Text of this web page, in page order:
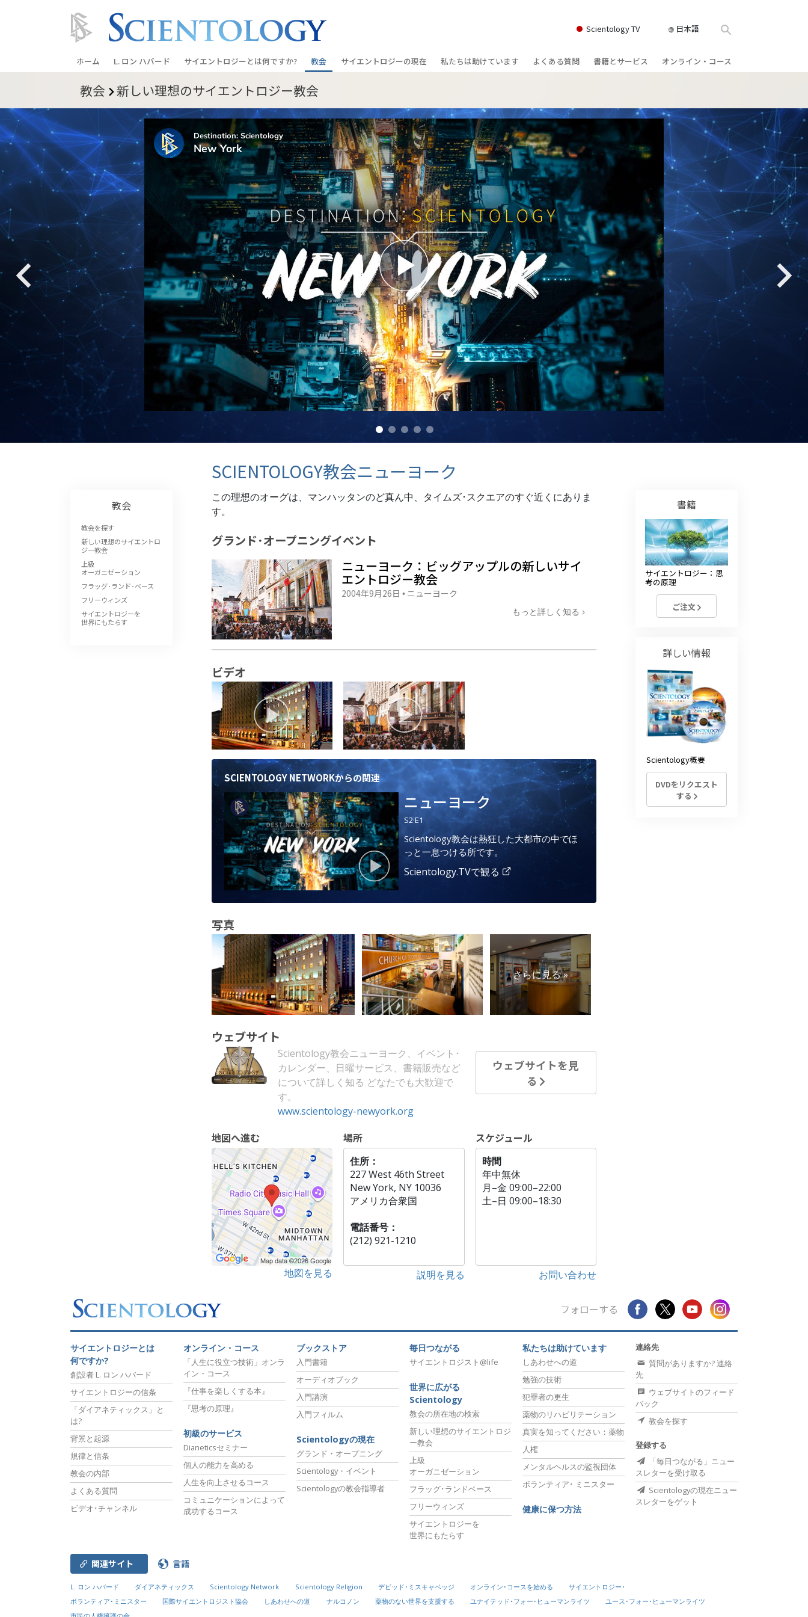
Scientology TV 日本語
ホーム L. ロン ハバード サイエントロジーとは何ですか?
信条と実践
サイエントロジーの信条と規律
サイエントロジストたちが語るサイエ
ントロジー
サイエントロジストに会いましょう
教会の内部
サイエントロジーの基本原理
ダイアネティックスの紹介
愛と憎しみ ―
偉大さとは何か?
教会
教会を探す
新しい理想のサイエントロジー教会
上級
オーガニゼーション
フラッグ･ランド･ベース
フリーウィンズ
サイエントロジーを
世界にもたらす
サイエントロジーの現在
Scientology・イベント
デビッド･ミスキャベッジ氏—
Scientologyの教会指導者
私たちは助けています
アプライド･スカラスティックス
クリミノン
ナルコノン
真実を知ってください：薬物
ユナイテッド･フォー･ヒューマンライ
ツ
市民の人権擁護の会
サイエントロジー･ボランティア･ミニ
スター
よくある質問
教会の内部
サイエントロジーの組織
書籍とサービス
オーディオブック
一般向け講演
入門フィルム
初級のサービス
オンライン・コース
存在のダイナミックス
理解を構成するもの
危険な環境に対する解決策
病気やけがのためのアシスト
高潔さと正直さ
結婚
感情のトーン・スケール
薬物に対する解決策
子ども
職場のためのツール
エシックスとコンディション
抑圧の原因
調査
コミュニケーション
教会 新しい理想のサイエントロジー教会
SCIENTOLOGY教会ニューヨーク
この理想のオーグは、マンハッタンのど真ん中、タイムズ･スクエアのすぐ近くにありま
す。
グランド･オープニングイベント
ニューヨーク：ビッグアップルの新しいサイ
エントロジー教会
2004年9月26日 • ニューヨーク
もっと詳しく知る
ビデオ
SCIENTOLOGY NETWORKからの関連
ニューヨーク
S2·E1
Scientology教会は熱狂した大都市の中でほ
っと一息つける所です。
Scientology.TVで観る
写真
さらに見る »
ウェブサイト
Scientology教会ニューヨーク、イベント･
カレンダー、日曜サービス、書籍販売など
について詳しく知る どなたでも大歓迎で
す。
www.scientology-newyork.org
ウェブサイトを見
る
地図へ進む
地図を見る
場所
住所：
227 West 46th Street
New York, NY 10036
アメリカ合衆国
電話番号：
(212) 921-1210
説明を見る
スケジュール
時間
年中無休
月–金 09:00–22:00
土–日 09:00–18:30
お問い合わせ
教会
教会を探す
新しい理想のサイエントロ
ジー教会
上級
オーガニゼーション
フラッグ･ランド･ベース
フリーウィンズ
サイエントロジーを
世界にもたらす
書籍
サイエントロジー：思
考の原理
ご注文
詳しい情報
Scientology概要
DVDをリクエスト
する
フォローする
サイエントロジーとは
何ですか?
創設者 L. ロン ハバード
サイエントロジーの信条
「ダイアネティックス」と
は?
背景と起源
規律と信条
教会の内部
よくある質問
ビデオ･チャンネル
オンライン・コース
「人生に役立つ技術」オンラ
イン・コース
『仕事を楽しくする本』
『思考の原理』
初級のサービス
Dianeticsセミナー
個人の能力を高める
人生を向上させるコース
コミュニケーションによって
成功するコース
ブックストア
入門書籍
オーディオブック
入門講演
入門フィルム
Scientologyの現在
グランド・オープニング
Scientology・イベント
Scientologyの教会指導者
毎日つながる
サイエントロジスト@life
世界に広がる
Scientology
教会の所在地の検索
新しい理想のサイエントロジ
ー教会
上級
オーガニゼーション
フラッグ･ランドベース
フリーウィンズ
サイエントロジーを
世界にもたらす
私たちは助けています
しあわせへの道
勉強の技術
犯罪者の更生
薬物のリハビリテーション
真実を知ってください：薬物
人権
メンタルヘルスの監視団体
ボランティア･ ミニスター
健康に保つ方法
連絡先
質問がありますか? 連絡
先
ウェブサイトのフィード
バック
教会を探す
登録する
「毎日つながる」ニュー
スレターを受け取る
Scientologyの現在ニュー
スレターをゲット
関連サイト 言語
L. ロン ハバード ダイアネティックス Scientology Network Scientology Religion デビッド･ミスキャベッジ オンライン･コースを始める
サイエントロジー･
ボランティア･ミニスター
国際サイエントロジスト協会 しあわせへの道 ナルコノン 薬物のない世界を支援する ユナイテッド･フォー･ヒューマンライツ
ユース･フォー･ヒューマンライツ